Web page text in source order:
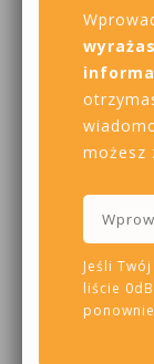
możesz
Jeśli
liście